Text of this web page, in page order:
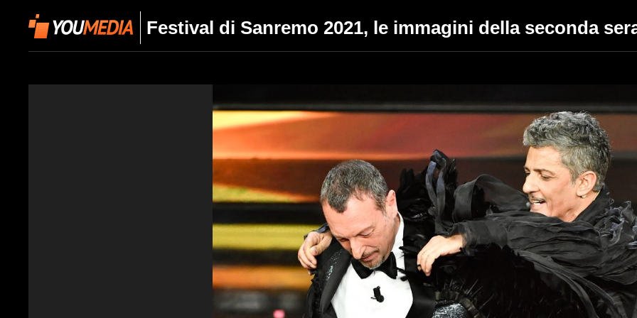
Festival di Sanremo 2021, le immagini della seconda